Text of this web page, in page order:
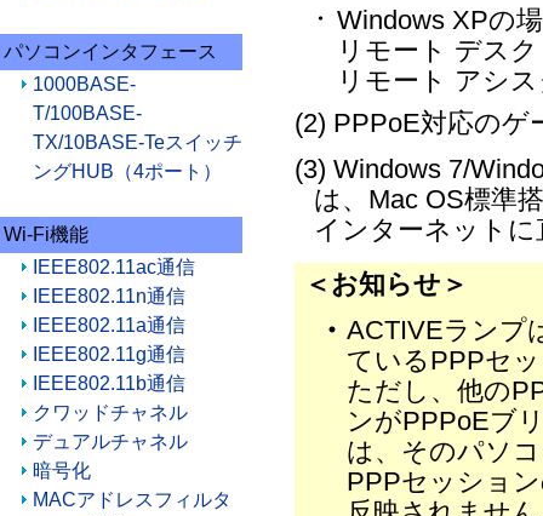
パソコンインタフェース
1000BASE-
T/100BASE-
TX/10BASE-Teスイッチ
ングHUB（4ポート）
Wi-Fi機能
IEEE802.11ac通信
IEEE802.11n通信
IEEE802.11a通信
IEEE802.11g通信
IEEE802.11b通信
クワッドチャネル
デュアルチャネル
暗号化
MACアドレスフィルタ
・
Windows XPの
リモート デス
リモート アシ
(2) PPPoE対応の
(3) Windows 7/
は、Mac OS標準
インターネット
＜お知らせ＞
ACTIVEランプ
ているPPPセ
ただし、他の
ンがPPPoEブ
は、そのパソ
PPPセッショ